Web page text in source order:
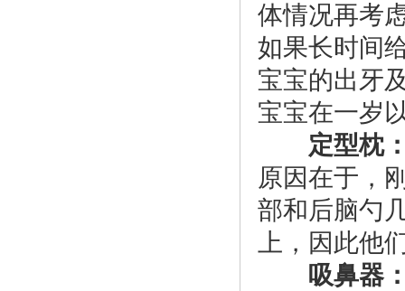
体情况再考
如果长时间
宝宝的出牙
宝宝在一岁
定型枕
原因在于，
部和后脑勺
上，因此他
吸鼻器